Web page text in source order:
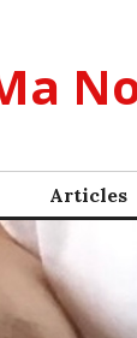
Articles